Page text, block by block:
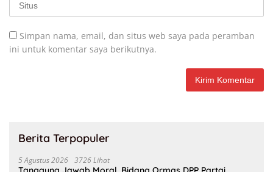
Simpan nama, email, dan situs web saya pada peramban
ini untuk komentar saya berikutnya.
Berita Terpopuler
5 Agustus 2026 3726 Lihat